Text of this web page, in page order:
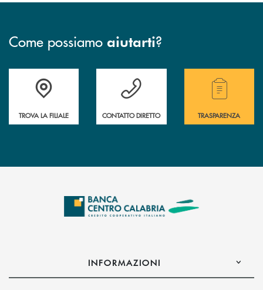
Come possiamo aiutarti?
Accedi all' elenco completo delle filiali .
TROVA LA FILIALE
Hai bisogno di assistenza immediata ?
CONTATTO DIRETTO
Hai bisogno di
TRASPARENZA
INFORMAZIONI